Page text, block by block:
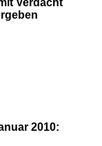
2010: